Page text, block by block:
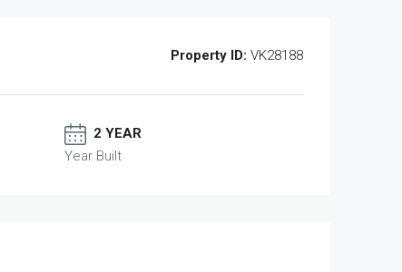
Property ID: VK28188
2 YEAR
Year Built